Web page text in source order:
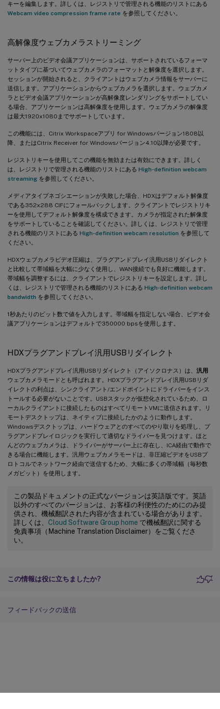
キーを編集します。詳しくは、レジストリで管理される機能のリストにある
Webcam video compression frame rate を参照してください。
高解像度ウェブカメラストリーミング
サーバー上のビデオ会議アプリケーションは、サポートされているフォーマ
ットタイプに基づいてウェブカメラのフォーマットと解像度を選択します。
セッションが開始されると、クライアントはウェブカメラ情報をサーバーに
送信します。アプリケーションからウェブカメラを選択します。ウェブカメ
ラとビデオ会議アプリケーションが高解像度レンダリングをサポートしてい
る場合、アプリケーションは高解像度を使用します。ウェブカメラの解像度
は最大1920x1080までサポートしています。
この機能には、Citrix Workspaceアプリ for Windowsバージョン1808以
降、またはCitrix Receiver for Windowsバージョン4.10以降が必要です。
レジストリキーを使用してこの機能を無効または有効にできます。詳しく
は、レジストリで管理される機能のリストにある High-definition webcam
streaming を参照してください。
メディアタイプネゴシエーションが失敗した場合、HDXはデフォルト解像度
である352x288 CIFにフォールバックします。クライアントでレジストリキ
ーを使用してデフォルト解像度を構成できます。カメラが指定された解像度
をサポートしていることを確認してください。詳しくは、レジストリで管理
される機能のリストにある High-definition webcam resolution を参照して
ください。
HDXウェブカメラビデオ圧縮は、プラグアンドプレイ汎用USBリダイレクト
と比較して帯域幅を大幅に少なく使用し、WAN接続でも良好に機能します。
帯域幅を調整するには、クライアントでレジストリキーを設定します。詳し
くは、レジストリで管理される機能のリストにある High-definition webcam
bandwidth を参照してください。
1秒あたりのビット数で値を入力します。帯域幅を指定しない場合、ビデオ会
議アプリケーションはデフォルトで350000 bpsを使用します。
HDXプラグアンドプレイ汎用USBリダイレクト
HDXプラグアンドプレイ汎用USBリダイレクト（アイソクロナス）は、 汎用
ウェブカメラモードとも呼ばれます。HDXプラグアンドプレイ汎用USBリダ
イレクトの利点は、シンクライアント/エンドポイントにドライバーをインス
トールする必要がないことです。USBスタックが仮想化されているため、ロ
ーカルクライアントに接続したものはすべてリモートVMに送信されます。リ
モートデスクトップは、ネイティブに接続したかのように動作します。
Windowsデスクトップは、ハードウェアとのすべてのやり取りを処理し、プ
ラグアンドプレイロジックを実行して適切なドライバーを見つけます。ほと
んどのウェブカメラは、ドライバーがサーバー上に存在し、ICA経由で動作で
きる場合に機能します。汎用ウェブカメラモードは、非圧縮ビデオをUSBプ
ロトコルでネットワーク経由で送信するため、大幅に多くの帯域幅（毎秒数
メガビット）を使用します。
この製品ドキュメントの正式なバージョンは英語版です。英語
以外のすべてのバージョンは、お客様の利便性のためにのみ提
供され、機械翻訳された内容が含まれている場合があります。
詳しくは、 Cloud Software Group home で機械翻訳に関する
免責事項（Machine Translation Disclaimer）をご覧くださ
い。
この情報は役に立ちましたか?
フィードバックの送信